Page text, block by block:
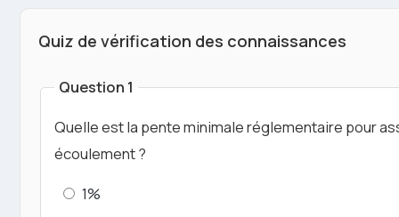
Quiz de vérification des connaissances
Question 1
Quelle est la pente minimale réglementaire pour
écoulement ?
1%